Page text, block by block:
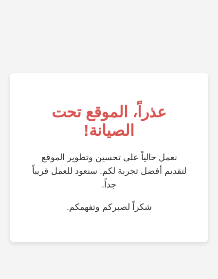
عذراً، الموقع تحت
الصيانة!
نعمل حالياً على تحسين وتطوير الموقع
لتقديم أفضل تجربة لكم. سنعود للعمل قريباً
جداً.
شكراً لصبركم وتفهمكم.